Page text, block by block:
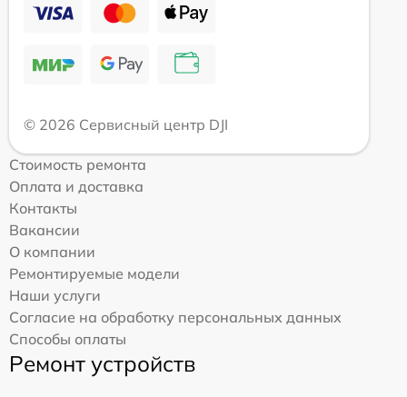
© 2026 Сервисный центр DJI
Стоимость ремонта
Оплата и доставка
Контакты
Вакансии
О компании
Ремонтируемые модели
Наши услуги
Согласие на обработку персональных данных
Способы оплаты
Ремонт устройств